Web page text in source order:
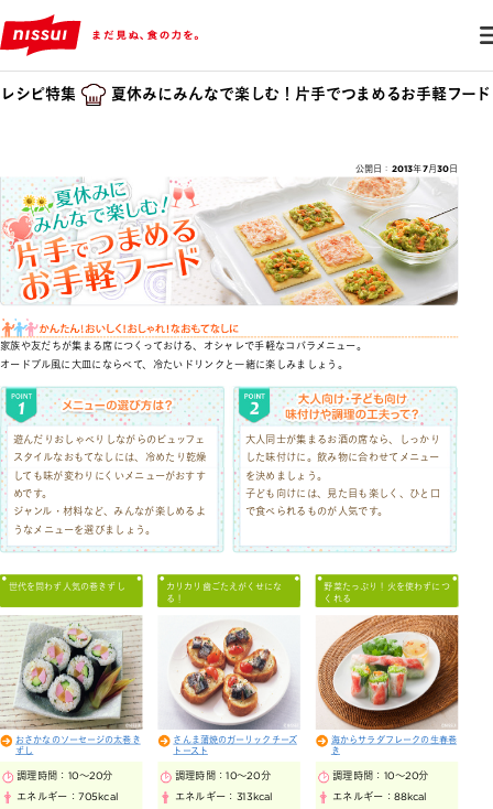
レシピ特集 夏休みにみんなで楽しむ！片手でつまめるお手軽フード
公開日：2013年7月30日
家族や友だちが集まる席につくっておける、オシャレで手軽なコバラメニュー。
オードブル風に大皿にならべて、冷たいドリンクと一緒に楽しみましょう。
遊んだりおしゃべりしながらのビュッフェ
スタイルなおもてなしには、冷めたり乾燥
しても味が変わりにくいメニューがおすす
めです。
ジャンル・材料など、みんなが楽しめるよ
うなメニューを選びましょう。
大人同士が集まるお酒の席なら、しっかり
した味付けに。飲み物に合わせてメニュー
を決めましょう。
子ども向けには、見た目も楽しく、ひと口
で食べられるものが人気です。
世代を問わず人気の巻きずし
おさかなのソーセージの太巻き
ずし
調理時間： 10～20分
エネルギー：705kcal
カリカリ歯ごたえがくせにな
る！
さんま蒲焼のガーリックチーズ
トースト
調理時間：10～20分
エネルギー： 313kcal
野菜たっぷり！火を使わずにつ
くれる
海からサラダフレークの生春巻
き
調理時間： 10～20分
エネルギー： 88kcal